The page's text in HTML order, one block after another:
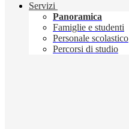
Servizi
Panoramica
Famiglie e studenti
Personale scolastico
Percorsi di studio